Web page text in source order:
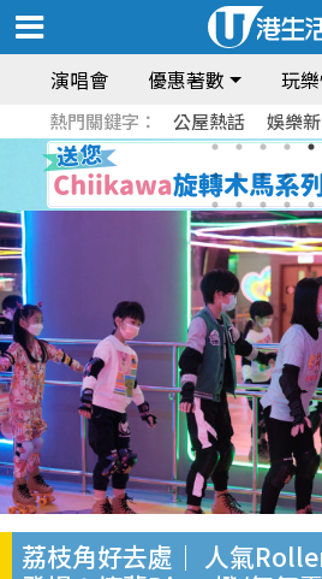
演唱會 優惠著數 玩
熱門關鍵字： 公屋熱話 娛樂
荔枝角好去處｜ 人氣